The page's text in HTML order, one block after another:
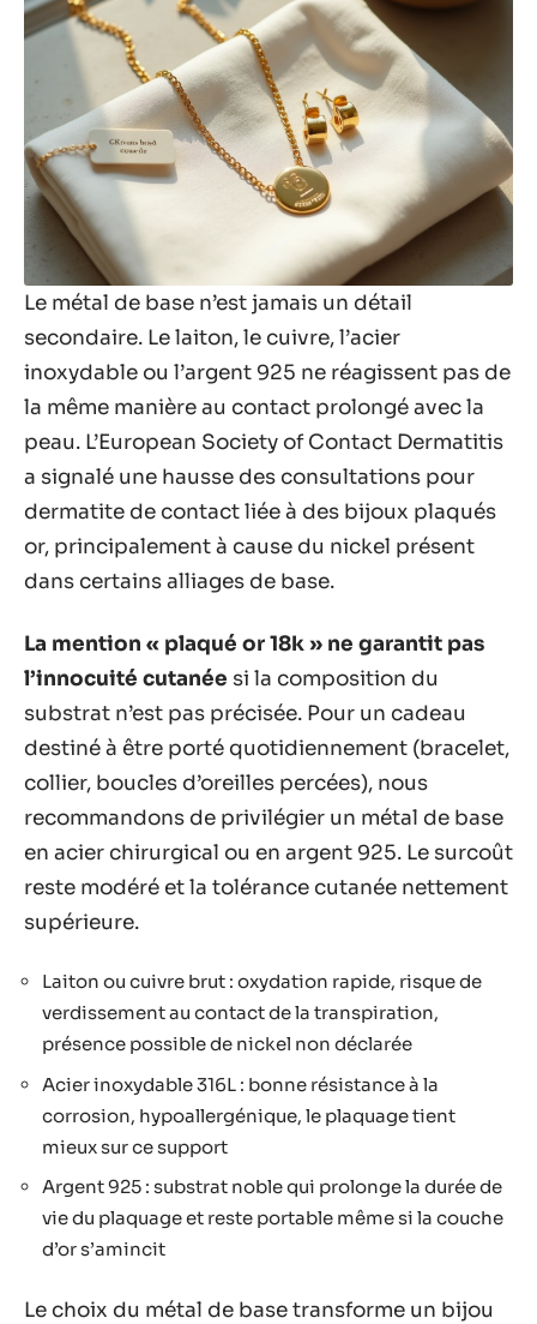
Le métal de base n’est jamais un détail
secondaire. Le laiton, le cuivre, l’acier
inoxydable ou l’argent 925 ne réagissent pas de
la même manière au contact prolongé avec la
peau. L’European Society of Contact Dermatitis
a signalé une hausse des consultations pour
dermatite de contact liée à des bijoux plaqués
or, principalement à cause du nickel présent
dans certains alliages de base.
La mention « plaqué or 18k » ne garantit pas
l’innocuité cutanée si la composition du
substrat n’est pas précisée. Pour un cadeau
destiné à être porté quotidiennement (bracelet,
collier, boucles d’oreilles percées), nous
recommandons de privilégier un métal de base
en acier chirurgical ou en argent 925. Le surcoût
reste modéré et la tolérance cutanée nettement
supérieure.
Laiton ou cuivre brut : oxydation rapide, risque de
verdissement au contact de la transpiration,
présence possible de nickel non déclarée
Acier inoxydable 316L : bonne résistance à la
corrosion, hypoallergénique, le plaquage tient
mieux sur ce support
Argent 925 : substrat noble qui prolonge la durée de
vie du plaquage et reste portable même si la couche
d’or s’amincit
Le choix du métal de base transforme un bijou